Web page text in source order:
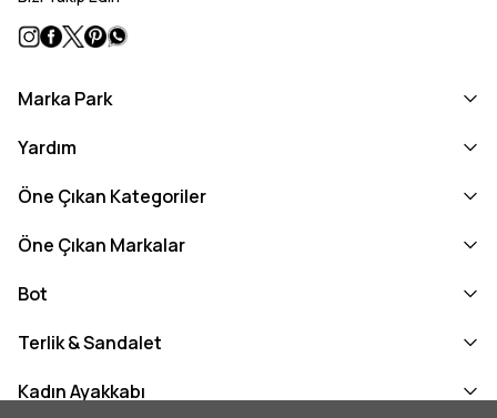
Marka Park
Yardım
Öne Çıkan Kategoriler
Öne Çıkan Markalar
Bot
Terlik & Sandalet
Kadın Ayakkabı